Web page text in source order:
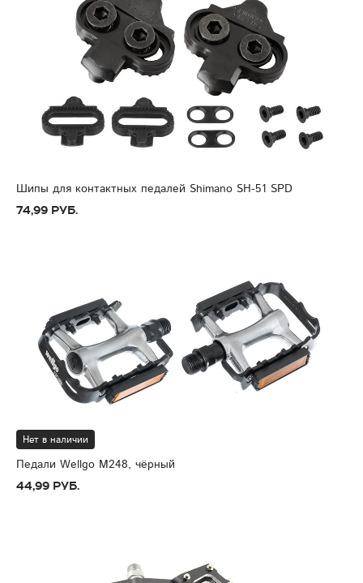
Шипы для контактных педалей Shimano SH-51 SPD
74,99 руб.
Нет в наличии
Педали Wellgo M248, чёрный
44,99 руб.